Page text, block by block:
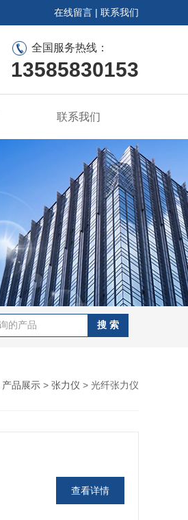
在线留言 | 联系我们
全国服务热线：
13585830153
联系我们
产品展示 > 张力仪 > 光纤张力仪
查看详情